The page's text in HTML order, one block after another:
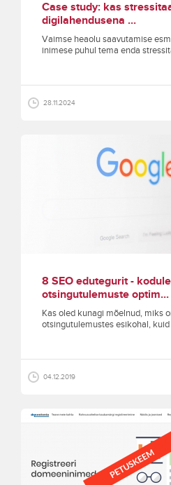
Case study: kas
digilahendusena ...
Vaimse heaolu saavutamise
inimese puhul tema enda
28.11.2024
8 SEO edutegurit -
otsingutulemuste optim...
Kas oled kunagi mõelnud, miks
otsingutulemustes esikohal, kuid
04.12.2019